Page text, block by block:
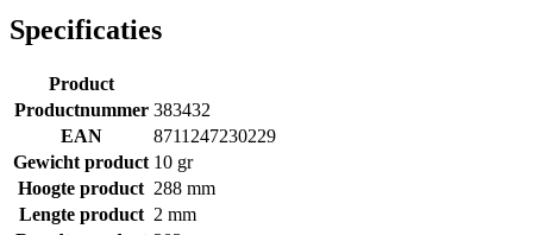
Specificaties
Product
Productnummer 383432
EAN
8711247230229
Gewicht product 10 gr
Hoogte product 288 mm
Lengte product 2 mm